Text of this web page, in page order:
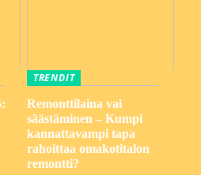
TRENDIT
Remonttilaina vai
säästäminen – Kumpi
kannattavampi tapa
rahoittaa omakotitalon
remontti?